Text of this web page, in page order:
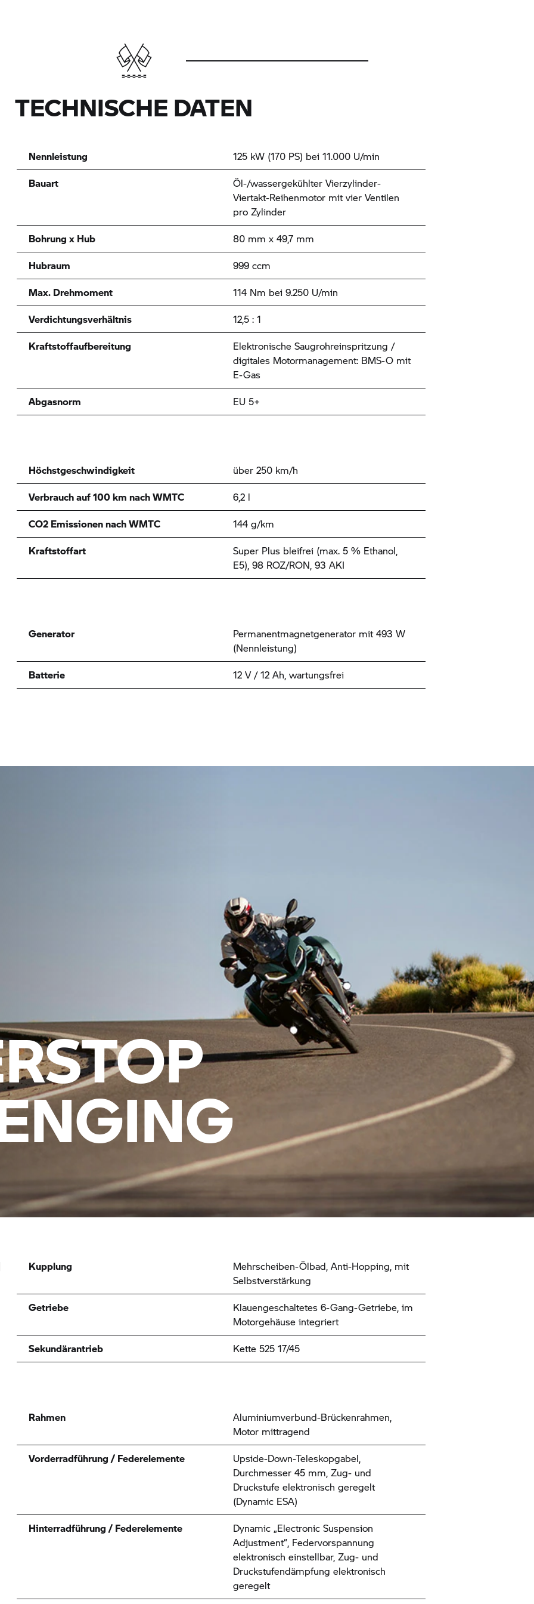
TECHNISCHE DATEN
Nennleistung
125 kW (170 PS) bei 11.000 U/min
Bauart
Öl-/wassergekühlter Vierzylinder-
Viertakt-Reihenmotor mit vier Ventilen
pro Zylinder
Bohrung x Hub
80 mm x 49,7 mm
Hubraum
999 ccm
Max. Drehmoment
114 Nm bei 9.250 U/min
Verdichtungsverhältnis
12,5 : 1
Kraftstoffaufbereitung
Elektronische Saugrohreinspritzung /
digitales Motormanagement: BMS-O mit
E-Gas
Abgasnorm
EU 5+
Höchstgeschwindigkeit
über 250 km/h
Verbrauch auf 100 km nach WMTC
6,2 l
CO2 Emissionen nach WMTC
144 g/km
Kraftstoffart
Super Plus bleifrei (max. 5 % Ethanol,
E5), 98 ROZ/RON, 93 AKI
Generator
Permanentmagnetgenerator mit 493 W
(Nennleistung)
Batterie
12 V / 12 Ah, wartungsfrei
Kupplung
Mehrscheiben-Ölbad, Anti-Hopping, mit
Selbstverstärkung
Getriebe
Klauengeschaltetes 6-Gang-Getriebe, im
Motorgehäuse integriert
Sekundärantrieb
Kette 525 17/45
Rahmen
Aluminiumverbund-Brückenrahmen,
Motor mittragend
Vorderradführung / Federelemente
Upside-Down-Teleskopgabel,
Durchmesser 45 mm, Zug- und
Druckstufe elektronisch geregelt
(Dynamic ESA)
Hinterradführung / Federelemente
Dynamic „Electronic Suspension
Adjustment“, Federvorspannung
elektronisch einstellbar, Zug- und
Druckstufendämpfung elektronisch
geregelt